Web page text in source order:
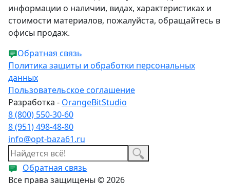
информации о наличии, видах, характеристиках и
стоимости материалов, пожалуйста, обращайтесь в
офисы продаж.
Обратная связь
Политика защиты и обработки персональных
данных
Пользовательское соглашение
Разработка - OrangeBitStudio
8 (800) 550-30-60
8 (951) 498-48-80
info@opt-baza61.ru
Обратная связь
Все права защищены © 2026